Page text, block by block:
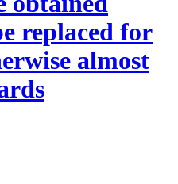
replaced for
almost